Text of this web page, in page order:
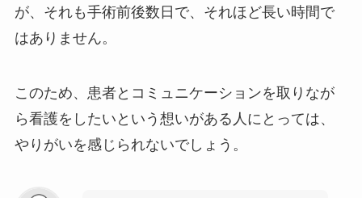
が、それも手術前後数日で、それほど長い時間で
はありません。
このため、患者とコミュニケーションを取りなが
ら看護をしたいという想いがある人にとっては、
やりがいを感じられないでしょう。